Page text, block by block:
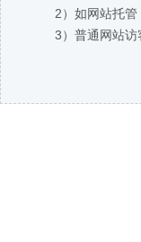
2）如网站托管
3）普通网站访